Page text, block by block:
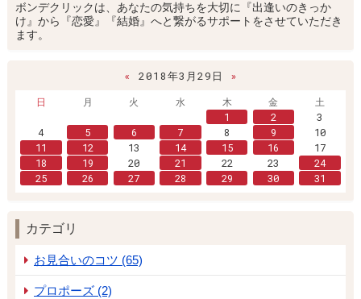
ボンデクリックは、あなたの気持ちを大切に『出逢いのきっか
け』から『恋愛』『結婚』へと繋がるサポートをさせていただき
ます。
« 2018年3月29日
»
日
月 火 水 木 金
土
1
2
3
4
5 6 7 8 9
10
11
12 13 14 15 16
17
18
19 20 21 22 23
24
25
26 27 28 29 30 31
カテゴリ
お見合いのコツ (65)
プロポーズ (2)